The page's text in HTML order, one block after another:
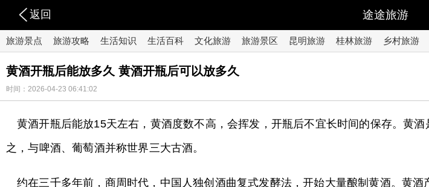
返回 途途旅游
旅游景点 旅游攻略 生活知识 生活百科 文化旅游 旅游景区 昆明旅游 桂林旅游 乡村旅游
黄酒开瓶后能放多久 黄酒开瓶后可以放多久
时间：2026-04-23 06:41:02
黄酒开瓶后能放15天左右，黄酒度数不高，会挥发，开瓶后不宜长时间的保存。黄
之，与啤酒、葡萄酒并称世界三大古酒。
约在三千多年前，商周时代，中国人独创酒曲复式发酵法，开始大量酿制黄酒。黄